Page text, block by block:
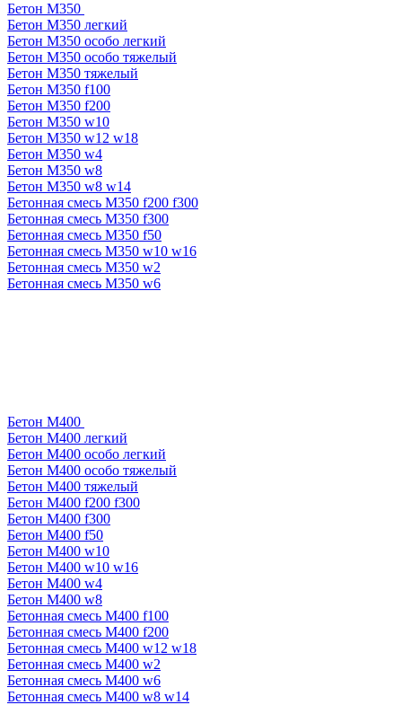
Бетон М350
Бетон М350 легкий
Бетон М350 особо легкий
Бетон М350 особо тяжелый
Бетон М350 тяжелый
Бетон М350 f100
Бетон М350 f200
Бетон М350 w10
Бетон М350 w12 w18
Бетон М350 w4
Бетон М350 w8
Бетон М350 w8 w14
Бетонная смесь М350 f200 f300
Бетонная смесь М350 f300
Бетонная смесь М350 f50
Бетонная смесь М350 w10 w16
Бетонная смесь М350 w2
Бетонная смесь М350 w6
Бетон М400
Бетон М400 легкий
Бетон М400 особо легкий
Бетон М400 особо тяжелый
Бетон М400 тяжелый
Бетон М400 f200 f300
Бетон М400 f300
Бетон М400 f50
Бетон М400 w10
Бетон М400 w10 w16
Бетон М400 w4
Бетон М400 w8
Бетонная смесь М400 f100
Бетонная смесь М400 f200
Бетонная смесь М400 w12 w18
Бетонная смесь М400 w2
Бетонная смесь М400 w6
Бетонная смесь М400 w8 w14